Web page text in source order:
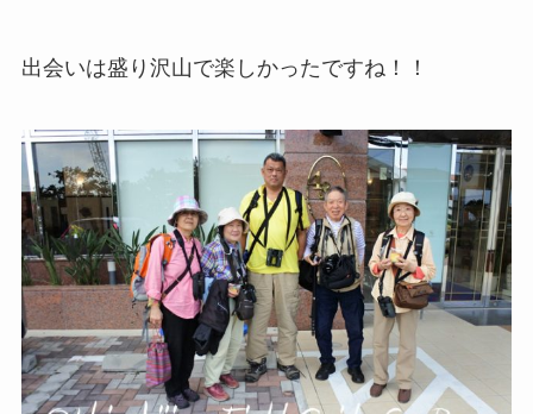
出会いは盛り沢山で楽しかったですね！！